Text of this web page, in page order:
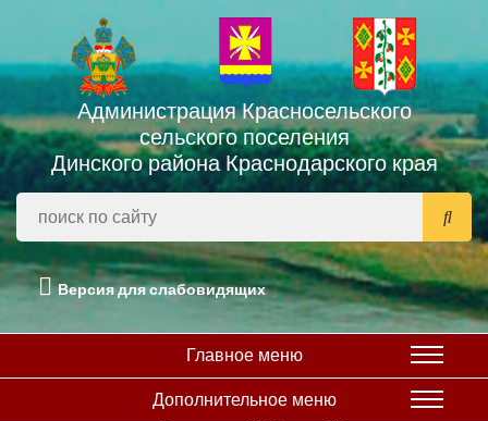
Администрация Красносельского
сельского поселения
Динского района Краснодарского края
Версия для слабовидящих
Главное меню
Дополнительное меню